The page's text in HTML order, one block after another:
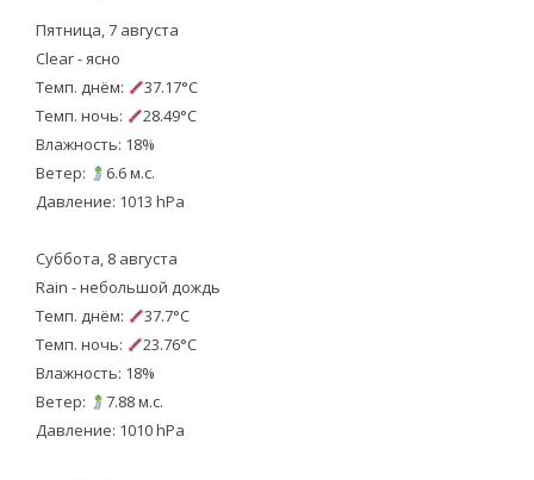
Пятница, 7 августа
Clear - ясно
Темп. днём:
37.17°C
Темп. ночь:
28.49°C
Влажность: 18%
Ветер:
6.6 м.с.
Давление: 1013 hPa
Суббота, 8 августа
Rain - небольшой дождь
Темп. днём:
37.7°C
Темп. ночь:
23.76°C
Влажность: 18%
Ветер:
7.88 м.с.
Давление: 1010 hPa